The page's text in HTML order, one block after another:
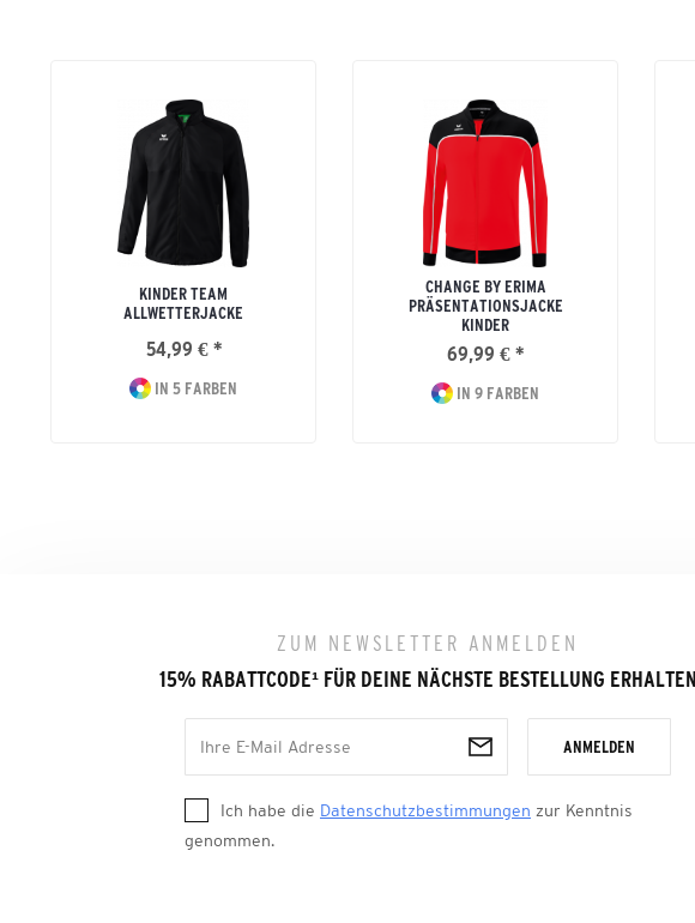
KINDER TEAM
ALLWETTERJACKE
54,99 € *
IN 5 FARBEN
CHANGE BY ERIMA
PRÄSENTATIONSJACKE
KINDER
69,99 € *
IN 9 FARBEN
ZUM NEWSLETTER ANMELDEN
15% RABATTCODE¹FÜR DEINE NÄCHSTE BESTELLUNG ERHALTEN
ANMELDEN
Ich habe die Datenschutzbestimmungen zur Kenntnis
genommen.